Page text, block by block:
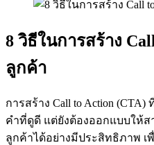
8 วิธีในการสร้าง
ลูกค้า
การสร้าง Call to Action
คำที่ดูดี แต่ยังต้องออกแบบให้
ลูกค้าได้อย่างมีประสิทธิภาพ เ